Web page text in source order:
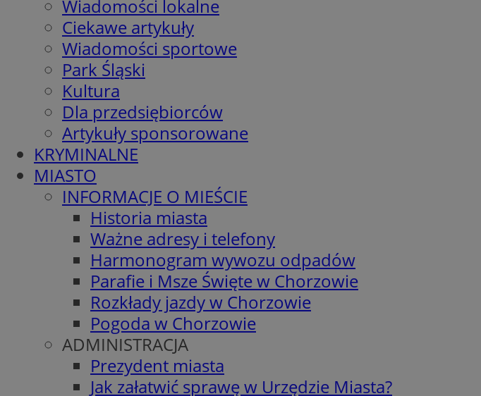
Wiadomości lokalne
Ciekawe artykuły
Wiadomości sportowe
Park Śląski
Kultura
Dla przedsiębiorców
Artykuły sponsorowane
KRYMINALNE
MIASTO
INFORMACJE O MIEŚCIE
Historia miasta
Ważne adresy i telefony
Harmonogram wywozu odpadów
Parafie i Msze Święte w Chorzowie
Rozkłady jazdy w Chorzowie
Pogoda w Chorzowie
ADMINISTRACJA
Prezydent miasta
Jak załatwić sprawę w Urzędzie Miasta?